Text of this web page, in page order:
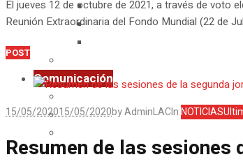
Informes mundiales de VIH,
Informes regionales de VIH,
Comunicación
Sitios amigos
El jueves 12 de octubre de 2021, a través de voto
Reunión Extraordinaria del Fondo Mundial (22 de
POST
15/05/202015/05/2020byAdminLACInNOTICIAS
Resumen de las sesiones